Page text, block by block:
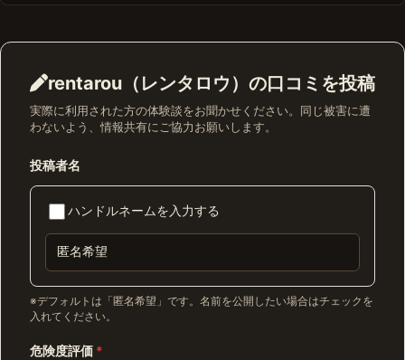
rentarou（レンタロウ）の口コミを投稿
実際に利用された方の体験談をお聞かせください。同じ被害に遭
わないよう、情報共有にご協力お願いします。
投稿者名
ハンドルネームを入力する
※デフォルトは「匿名希望」です。名前を公開したい場合はチェックを
入れてください。
危険度評価 *